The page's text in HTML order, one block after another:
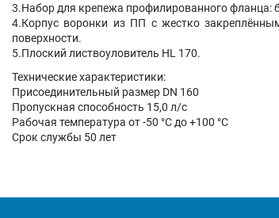
3.Набор для крепежа профилированного фланца:
4.Корпус воронки из ПП с жестко
поверхности.
5.Плоский листвоуловитель HL 170.
Технические характеристики:
Присоединительный размер DN 160
Пропускная способность 15,0 л/с
Рабочая температура от -50 °С до +100 °С
Срок службы 50 лет